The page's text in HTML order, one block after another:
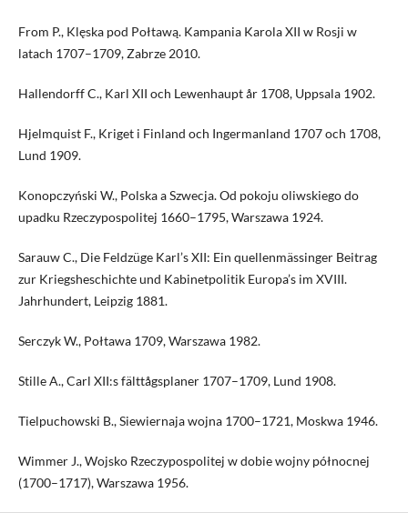
From P., Klęska pod Połtawą. Kampania Karola XII w Rosji w
latach 1707–1709, Zabrze 2010.
Hallendorff C., Karl XII och Lewenhaupt år 1708, Uppsala 1902.
Hjelmquist F., Kriget i Finland och Ingermanland 1707 och 1708,
Lund 1909.
Konopczyński W., Polska a Szwecja. Od pokoju oliwskiego do
upadku Rzeczypospolitej 1660–1795, Warszawa 1924.
Sarauw C., Die Feldzüge Karl’s XII: Ein quellenmässinger Beitrag
zur Kriegsheschichte und Kabinetpolitik Europa’s im XVIII.
Jahrhundert, Leipzig 1881.
Serczyk W., Połtawa 1709, Warszawa 1982.
Stille A., Carl XII:s fälttågsplaner 1707–1709, Lund 1908.
Tielpuchowski B., Siewiernaja wojna 1700–1721, Moskwa 1946.
Wimmer J., Wojsko Rzeczypospolitej w dobie wojny północnej
(1700–1717), Warszawa 1956.